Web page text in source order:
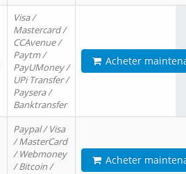
Visa /
Mastercard /
CCAvenue /
Paytm /
PayUMoney /
UPi Transfer /
Paysera /
Banktransfer
Acheter
Paypal / Visa
/ MasterCard
/ Webmoney
/ Bitcoin /
Acheter